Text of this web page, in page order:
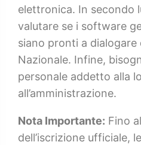
elettronica. In secondo
valutare se i software
siano pronti a dialogare
Nazionale. Infine,
personale addetto alla
all’amministrazione.
Nota Importante: Fino
dell’iscrizione ufficiale,